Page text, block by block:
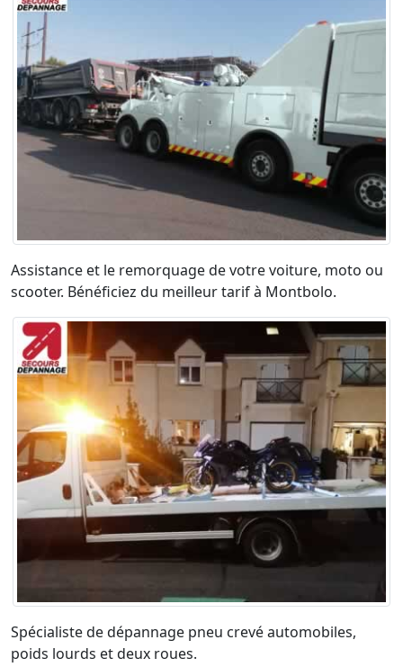
Assistance et le remorquage de votre voiture, moto ou
scooter. Bénéficiez du meilleur tarif à Montbolo.
Spécialiste de dépannage pneu crevé automobiles,
poids lourds et deux roues.